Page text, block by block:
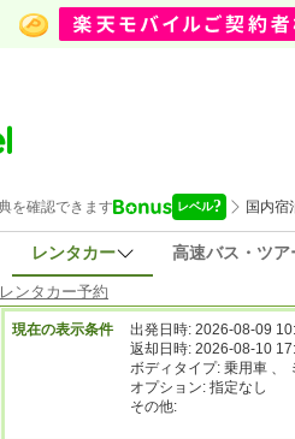
レンタカー 高速バス・ツア
レンタカー予約
現在の表示条件 出発日時: 2026-08-09
返却日時: 2026-08-10
ボディタイプ: 乗用車 、
オプション: 指定なし
その他: